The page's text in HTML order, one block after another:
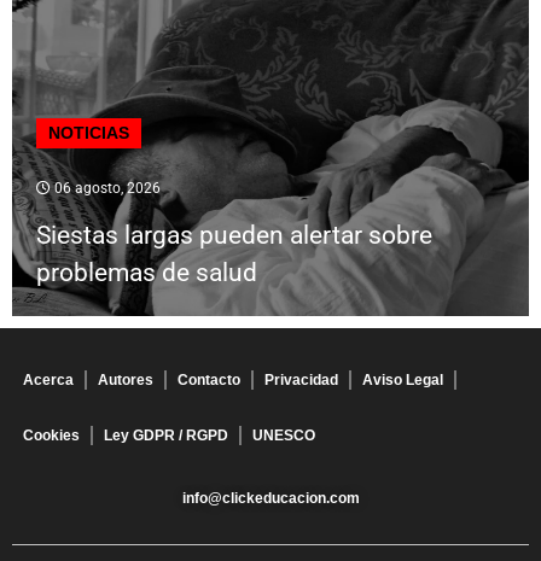
NOTICIAS
06 agosto, 2026
Siestas largas pueden alertar sobre
problemas de salud
Acerca Autores Contacto Privacidad Aviso Legal
Cookies Ley GDPR / RGPD UNESCO
info@clickeducacion.com